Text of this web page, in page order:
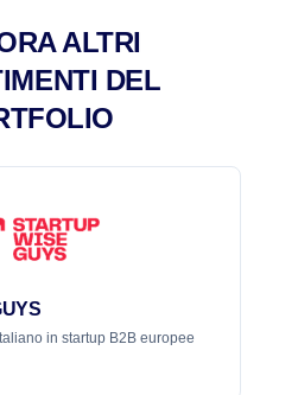
ALTRI
DEL
in startup B2B europee